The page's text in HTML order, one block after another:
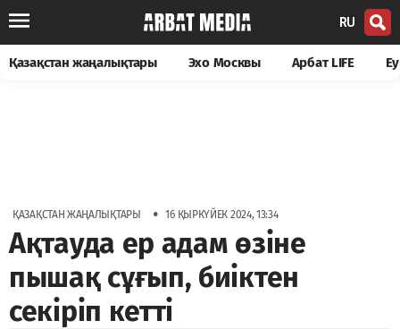
RU
Қазақстан жаңалықтары Эхо Москвы Арбат LIFE
ҚАЗАҚСТАН ЖАҢАЛЫҚТАРЫ • 16 ҚЫРКҮЙЕК 2024, 13:34
Ақтауда ер адам өзіне
пышақ сұғып, биіктен
секіріп кетті